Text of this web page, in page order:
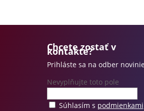
Chcete zostať v
kontakte?
Prihláste sa na odber
Nevyplňujte toto pole
Súhlasím s podmienkami